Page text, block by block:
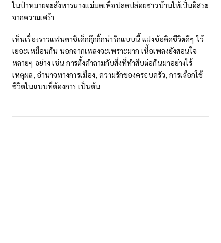
ในป่าหมายจะสังหารนางแม่มดเพื่อปลดปล่อยชาวบ้านให้เป็นอิสระ
จากความเศร้า
เห็นเรื่องราวแฟนตาซีเด็กกุ๊กกิ๊กน่ารักแบบนี้ แฝงข้อคิดชีวิตดีๆ ไว้
เยอะเหมือนกัน นอกจากเพลงจะเพราะมาก เนื้อเพลงยังสอนใจ
หลายๆ อย่าง เช่น การตั้งคำถามกับสิ่งที่ทำสืบต่อกันมาอย่างไร้
เหตุผล, อำนาจทางการเมือง, ความรักของครอบครัว, การเลือกใช้
ชีวิตในแบบที่ต้องการ เป็นต้น